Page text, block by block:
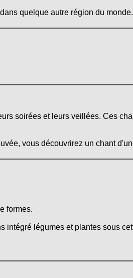
quelque autre région du
soirées et leurs veillées. Ces
vous découvrirez un chant
formes.
intégré légumes et plantes sous